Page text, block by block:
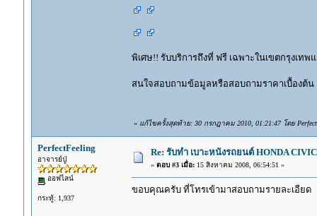
พิเศษ!! รับบริการถึงที่ ฟรี เฉพาะในเขตกรุงเท
สนใจสอบถามข้อมูลหรือสอบถามราคาเบื้องต้น
« แก้ไขครั้งสุดท้าย: 30 กรกฎาคม 2010, 01:21:47 โดย
PerfectFeeling
อาจารย์ปู่
ออฟไลน์
กระทู้: 1,937
Re: รับทำ เบาะหนังรถยนต์ HONDA
« ตอบ #3 เมื่อ:15 สิงหาคม 2008, 06:54:51 »
ขอบคุณครับ ที่โทรเข้ามาสอบถามรายละเอียด